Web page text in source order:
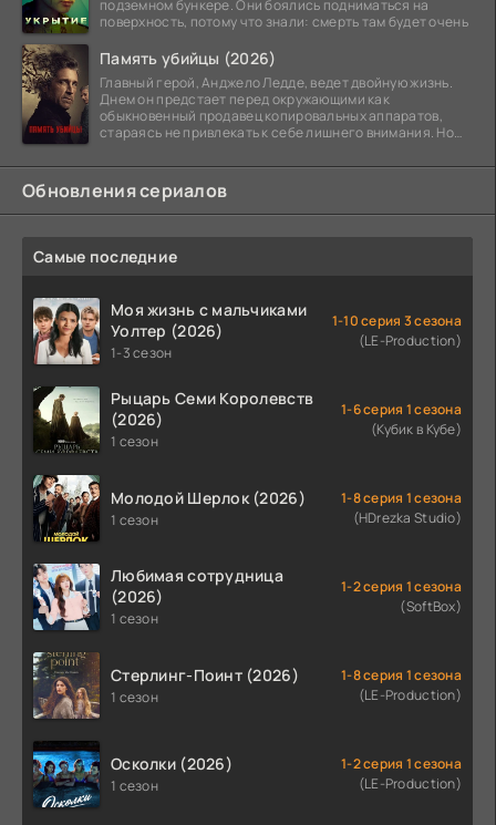
подземном бункере. Они боялись подниматься на
поверхность, потому что знали: смерть там будет очень
Память убийцы (2026)
Главный герой, Анджело Ледде, ведет двойную жизнь.
Днем он предстает перед окружающими как
обыкновенный продавец копировальных аппаратов,
стараясь не привлекать к себе лишнего внимания. Но
Обновления сериалов
Самые последние
Моя жизнь с мальчиками
Уолтер (2026)
1-3 сезон
1-10 серия 3 сезона
(LE-Production)
Рыцарь Семи Королевств
(2026)
1 сезон
1-6 серия 1 сезона
(Кубик в Кубе)
Молодой Шерлок (2026)
1 сезон
1-8 серия 1 сезона
(HDrezka Studio)
Любимая сотрудница
(2026)
1 сезон
1-2 серия 1 сезона
(SoftBox)
Стерлинг-Поинт (2026)
1 сезон
1-8 серия 1 сезона
(LE-Production)
Осколки (2026)
1 сезон
1-2 серия 1 сезона
(LE-Production)